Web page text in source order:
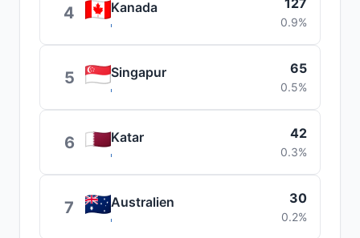
4 Kanada 127
0.9%
5 Singapur 65
0.5%
6 Katar 42
0.3%
7 Australien 30
0.2%